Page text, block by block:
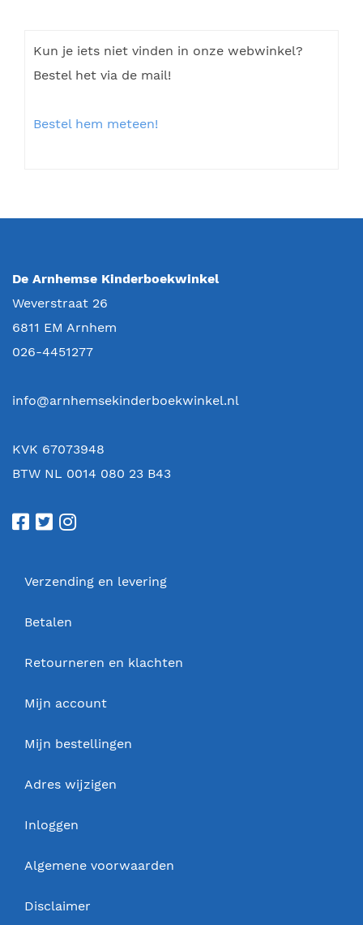
Kun je iets niet vinden in onze webwinkel?
Bestel het via de mail!
Bestel hem meteen!
De Arnhemse Kinderboekwinkel
Weverstraat 26
6811 EM Arnhem
026-4451277
info@arnhemsekinderboekwinkel.nl
KVK 67073948
BTW NL 0014 080 23 B43
Verzending en levering
Betalen
Retourneren en klachten
Mijn account
Mijn bestellingen
Adres wijzigen
Inloggen
Algemene voorwaarden
Disclaimer